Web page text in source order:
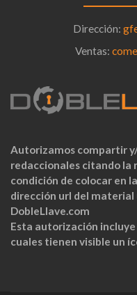
Dirección:
Ventas:
Autorizamos compartir
redaccionales citando la
condición de colocar en
dirección url del
DobleLlave.com
Esta autorización incluye
cuales tienen visible un